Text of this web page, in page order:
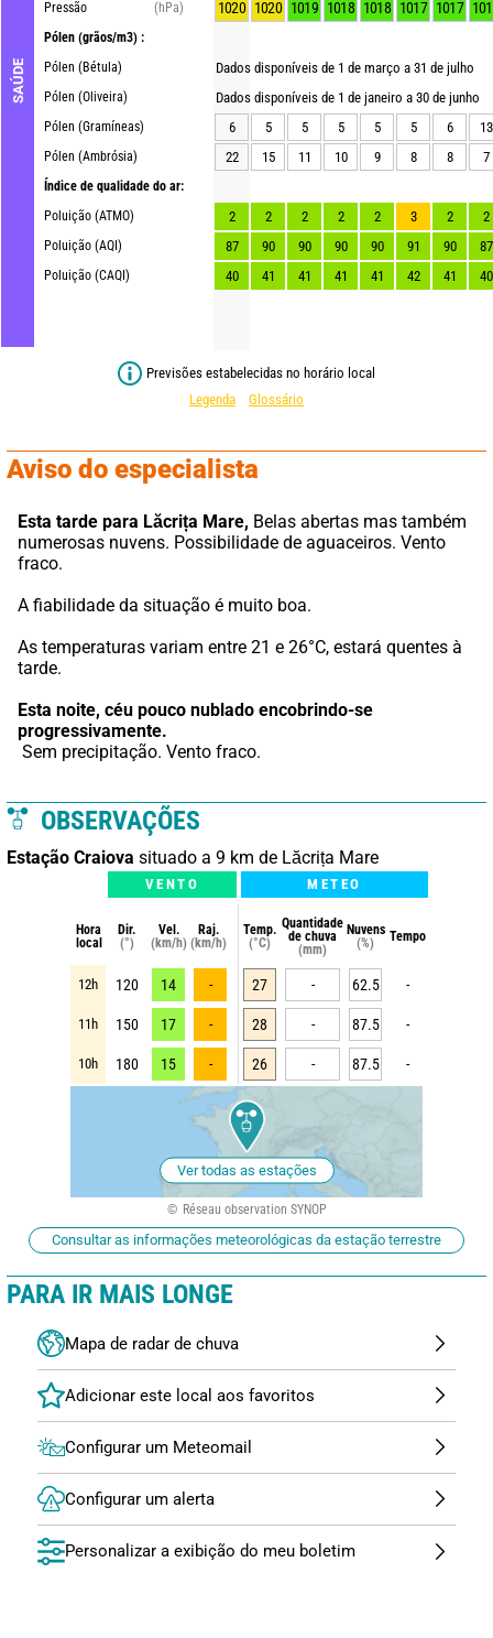
SAÚDE
Pressão
(hPa)
Pólen (grãos/m3) :
Pólen (Bétula)
Pólen (Oliveira)
Pólen (Gramíneas)
Pólen (Ambrósia)
Índice de qualidade do ar:
Poluição (ATMO)
Poluição (AQI)
Poluição (CAQI)
1020 1020 1019 1018 1018 1017 1017
Dados disponíveis de 1 de março a 31 de julho
Dados disponíveis de 1 de janeiro a 30 de junho
6
5 5 5 5 5 6
13
22
15 11 10 9 8 8 7
2 2 2 2 2 3 2
2
87
90 90 90 90 91 90
87
40
41 41 41 41 42 41 40
Previsões estabelecidas no horário local
Legenda
Glossário
Aviso do especialista
Esta tarde para Lăcrița Mare, Belas abertas mas também
numerosas nuvens. Possibilidade de aguaceiros. Vento
fraco.
A fiabilidade da situação é muito boa.
As temperaturas variam entre 21 e 26°C, estará quentes à
tarde.
Esta noite, céu pouco nublado encobrindo-se
progressivamente.
Sem precipitação. Vento fraco.
OBSERVAÇÕES
Estação Craiova situado a 9 km de Lăcrița Mare
VENTO METEO
Hora
local
Dir.
(°)
Vel.
(km/h)
Raj.
(km/h)
Temp.
(°C)
Quantidade
de chuva
(mm)
Nuvens
(%)
Tempo
12h 120 14 - 27 - 62.5 -
11h 150 17 - 28 - 87.5 -
10h 180 15 - 26 - 87.5 -
Ver todas as estações
Réseau observation SYNOP
Consultar as informações meteorológicas da estação terrestre
PARA IR MAIS LONGE
Mapa de radar de chuva
Configurar um Meteomail
Configurar um alerta
Personalizar a exibição do meu boletim